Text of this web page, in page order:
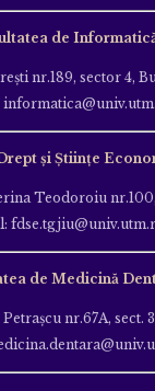
de
nr.189, sector 4,
și Științe
Teodoroiu
de Medicină
nr.67A, sect.